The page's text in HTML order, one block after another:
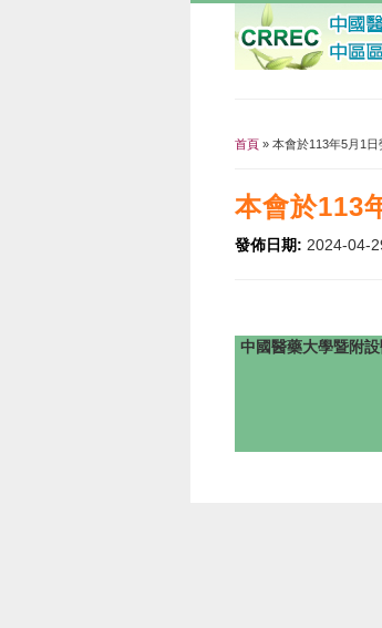
首頁 » 本會於113年5月1
本會於113
發佈日期: 2024-04-
中國醫藥大學暨附